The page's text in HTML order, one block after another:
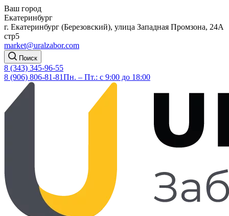
Ваш город
Екатеринбург
г. Екатеринбург (Березовский), улица Западная Промзона, 24А
стр5
market@uralzabor.com
Поиск
8 (343) 345-96-55
8 (906) 806-81-81Пн. – Пт.: с 9:00 до 18:00